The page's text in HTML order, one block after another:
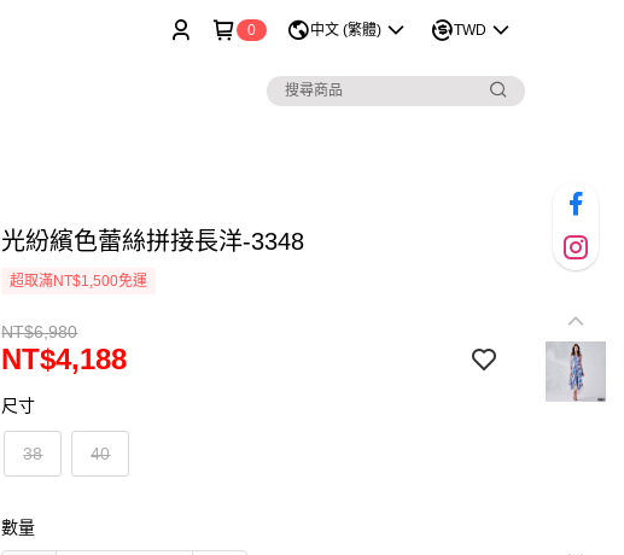
0 中文 (繁體) TWD
光紛繽色蕾絲拼接長洋-3348
超取滿NT$1,500免運
NT$6,980
NT$4,188
尺寸
38 40
數量